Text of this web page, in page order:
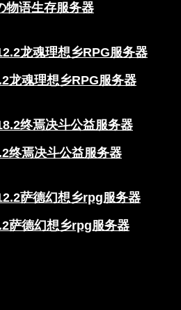
物语生存服务器
龙魂理想乡RPG服务器
终焉决斗公益服务器
萨德幻想乡rpg服务器